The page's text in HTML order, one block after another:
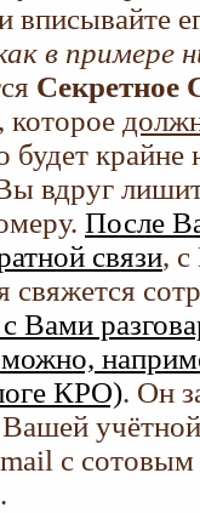
вписывайте
в примере
Секретное
которое
будет крайне
вдруг
После
связи, с
свяжется
Вами
КРО). Он
Вашей
с